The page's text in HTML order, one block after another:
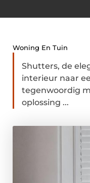
Woning En Tuin
Shutters, de
interieur naar
tegenwoordig
oplossing ...